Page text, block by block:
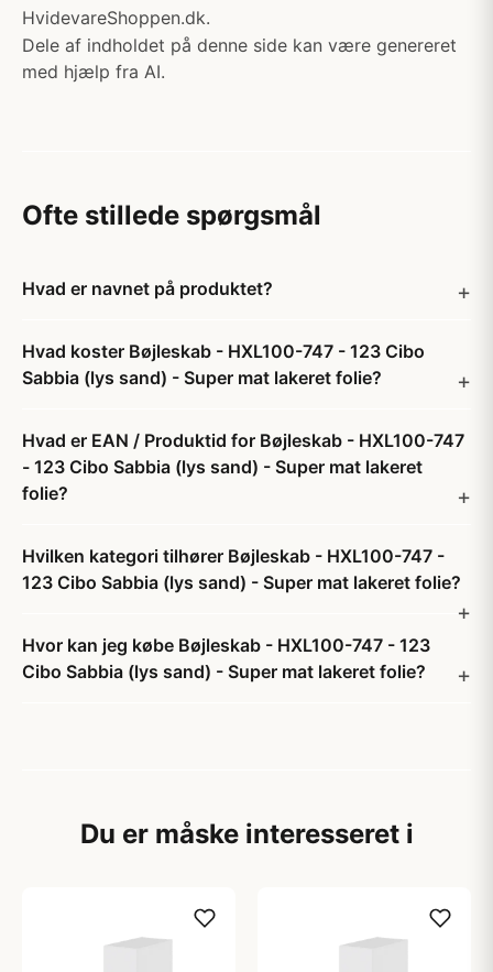
HvidevareShoppen.dk.
Dele af indholdet på denne side kan være genereret
med hjælp fra AI.
Ofte stillede spørgsmål
Hvad er navnet på produktet?
Hvad koster Bøjleskab - HXL100-747 - 123 Cibo
Sabbia (lys sand) - Super mat lakeret folie?
Hvad er EAN / Produktid for Bøjleskab - HXL100-747
- 123 Cibo Sabbia (lys sand) - Super mat lakeret
folie?
Hvilken kategori tilhører Bøjleskab - HXL100-747 -
123 Cibo Sabbia (lys sand) - Super mat lakeret folie?
Hvor kan jeg købe Bøjleskab - HXL100-747 - 123
Cibo Sabbia (lys sand) - Super mat lakeret folie?
Du er måske interesseret i